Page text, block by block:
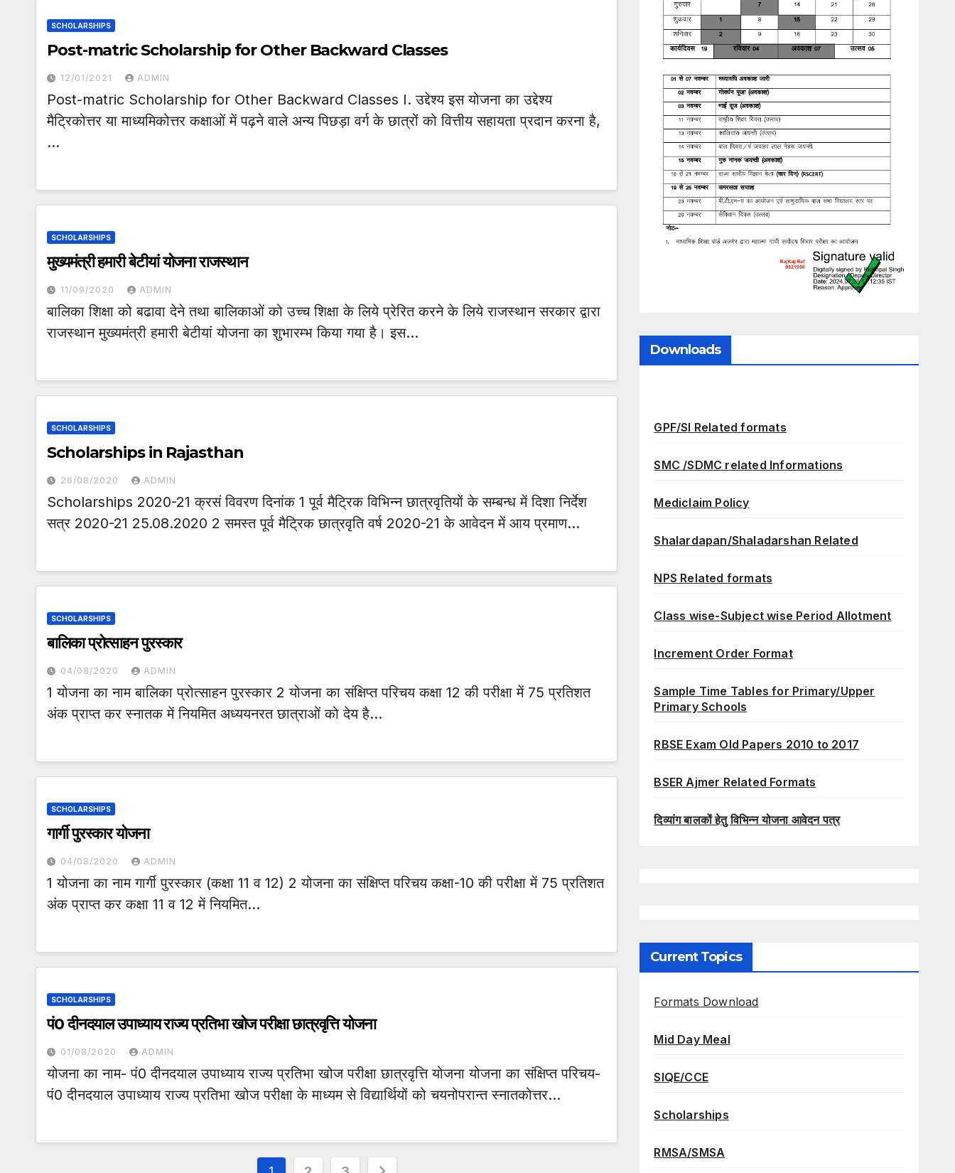
SCHOLARSHIPS
Post-matric Scholarship for Other Backward Classes
12/01/2021 ADMIN
Post-matric Scholarship for Other Backward Classes I. उद्देश्य इस योजना का उद्देश्य
मैट्रिकोत्तर या माध्यमिकोत्तर कक्षाओं में पढ़ने वाले अन्य पिछड़ा वर्ग के छात्रों को वित्तीय सहायता प्रदान करना है,
…
SCHOLARSHIPS
मुख्यमंत्री हमारी बेटीयां योजना राजस्थान
11/09/2020 ADMIN
बालिका शिक्षा को बढावा देने तथा बालिकाओं को उच्च शिक्षा के लिये प्रेरित करने के लिये राजस्थान सरकार द्वारा
राजस्थान मुख्यमंत्री हमारी बेटीयां योजना का शुभारम्भ किया गया है। इस…
SCHOLARSHIPS
Scholarships in Rajasthan
26/08/2020 ADMIN
Scholarships 2020-21 क्रसं विवरण दिनांक 1 पूर्व मैट्रिक विभिन्न छात्रवृतियों के सम्बन्ध में दिशा निर्देश
सत्र 2020-21 25.08.2020 2 समस्त पूर्व मैट्रिक छात्रवृति वर्ष 2020-21 के आवेदन में आय प्रमाण…
SCHOLARSHIPS
बालिका प्रोत्साहन पुरस्कार
04/08/2020 ADMIN
1 योजना का नाम बालिका प्रोत्साहन पुरस्कार 2 योजना का संक्षिप्त परिचय कक्षा 12 की परीक्षा में 75 प्रतिशत
अंक प्राप्त कर स्नातक में नियमित अध्ययनरत छात्राओं को देय है…
SCHOLARSHIPS
गार्गी पुरस्कार योजना
04/08/2020 ADMIN
1 योजना का नाम गार्गी पुरस्कार (कक्षा 11 व 12) 2 योजना का संक्षिप्त परिचय कक्षा-10 की परीक्षा में 75 प्रतिशत
अंक प्राप्त कर कक्षा 11 व 12 में नियमित…
SCHOLARSHIPS
पं0 दीनदयाल उपाध्याय राज्य प्रतिभा खोज परीक्षा छात्रवृत्ति योजना
01/08/2020 ADMIN
योजना का नाम- पं0 दीनदयाल उपाध्याय राज्य प्रतिभा खोज परीक्षा छात्रवृत्ति योजना योजना का संक्षिप्त परिचय-
पं0 दीनदयाल उपाध्याय राज्य प्रतिभा खोज परीक्षा के माध्यम से विद्यार्थियों को चयनोपरान्त स्नातकोत्तर…
Downloads
GPF/SI Related formats
SMC /SDMC related Informations
Mediclaim Policy
Shalardapan/Shaladarshan Related
NPS Related formats
Class wise-Subject wise Period Allotment
Increment Order Format
Sample Time Tables for Primary/Upper
Primary Schools
RBSE Exam Old Papers 2010 to 2017
BSER Ajmer Related Formats
दिव्यांग बालकों हेतु विभिन्न योजना आवेदन पत्र
Current Topics
Formats Download
Mid Day Meal
SIQE/CCE
Scholarships
RMSA/SMSA